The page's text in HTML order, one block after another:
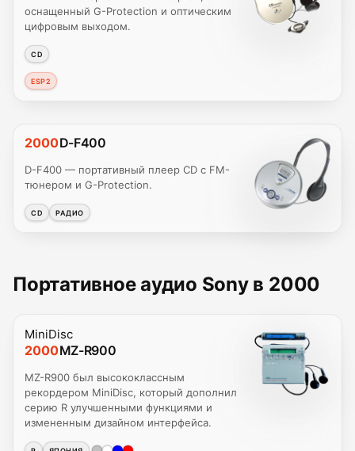
оснащенный G-Protection и оптическим
цифровым выходом.
CD
ESP2
2000D-F400
D-F400 — портативный плеер CD с FM-
тюнером и G-Protection.
CD РАДИО
Портативное аудио Sony в 2000
MiniDisc
2000MZ-R900
MZ-R900 был высококлассным
рекордером MiniDisc, который дополнил
серию R улучшенными функциями и
измененным дизайном интерфейса.